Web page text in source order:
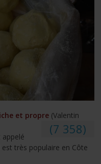
et propre (Valentin
(7 358)
très populaire en Côte